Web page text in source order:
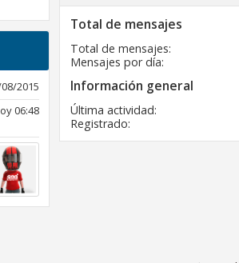
2015
06:48
Total de mensajes
Total de mensajes
Mensajes por día
Información general
Última actividad
Registrado